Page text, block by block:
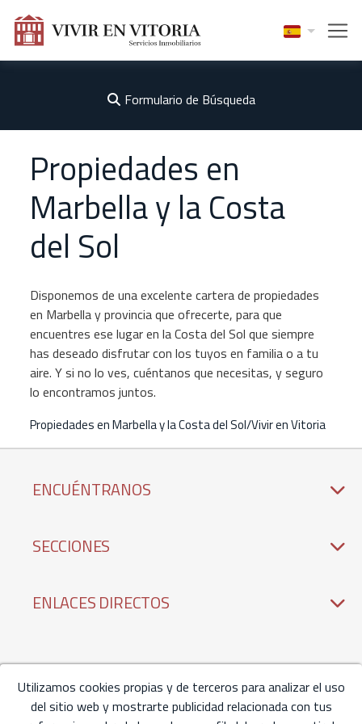
Formulario de Búsqueda
Propiedades en
Marbella y la Costa
del Sol
Disponemos de una excelente cartera de propiedades
en Marbella y provincia que ofrecerte, para que
encuentres ese lugar en la Costa del Sol que siempre
has deseado disfrutar con los tuyos en familia o a tu
aire. Y si no lo ves, cuéntanos que necesitas, y seguro
lo encontramos juntos.
Propiedades en Marbella y la Costa del Sol/Vivir en Vitoria
ENCUÉNTRANOS
SECCIONES
ENLACES DIRECTOS
Utilizamos cookies propias y de terceros para analizar el uso
del sitio web y mostrarte publicidad relacionada con tus